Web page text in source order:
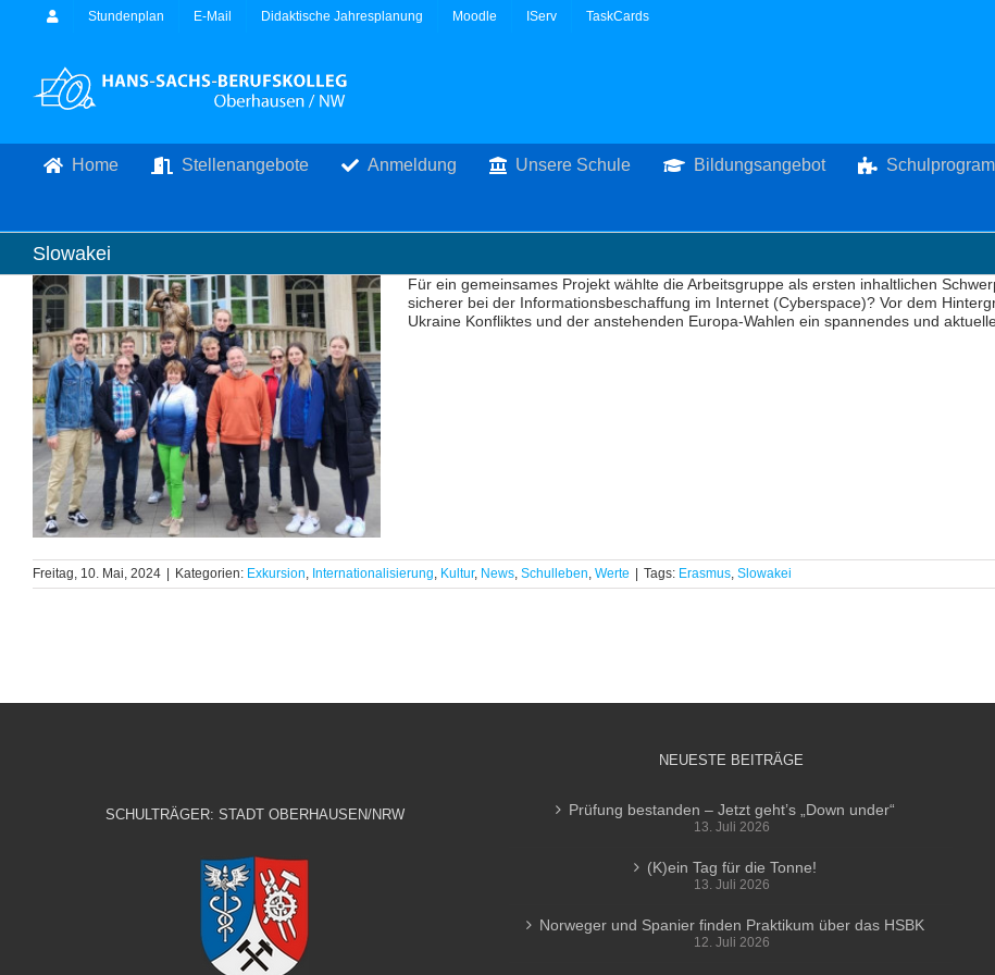
Stundenplan E-Mail Didaktische Jahresplanung Moodle IServ TaskCards
Home Stellenangebote Anmeldung Unsere Schule Bildungsangebot
Slowakei
Für ein gemeinsames Projekt wählte die Arbeitsgruppe als ersten inhaltlichen
sicherer bei der Informationsbeschaffung im Internet (Cyberspace)? Vor dem
Ukraine Konfliktes und der anstehenden Europa-Wahlen ein spannendes und
Freitag, 10. Mai, 2024 Kategorien: Exkursion, Internationalisierung, Kultur, News, Schulleben, Werte Tags: Erasmus, Slowakei
SCHULTRÄGER: STADT OBERHAUSEN/NRW
NEUESTE BEITRÄGE
Prüfung bestanden – Jetzt geht’s „Down under“
13. Juli 2026
(K)ein Tag für die Tonne!
13. Juli 2026
Norweger und Spanier finden Praktikum über das HSBK
12. Juli 2026